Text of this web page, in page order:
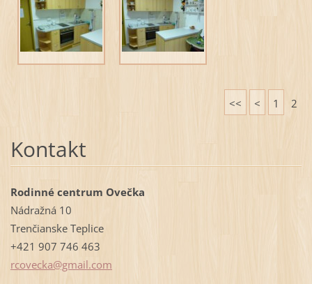
<< < 1 2
Kontakt
Rodinné centrum Ovečka
Nádražná 10
Trenčianske Teplice
+421 907 746 463
rcovecka@gmail.com